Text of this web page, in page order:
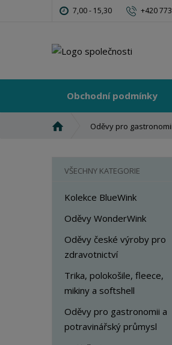
7,00 - 15,30 +420
Obchodní podmínky
s
t
a
n
Oděvy pro
VŠECHNY KATEGORIE
Kolekce BlueWink
Oděvy WonderWink
Oděvy české výroby pro
zdravotnictví
Trika, polokošile, fleece,
mikiny a softshell
Oděvy pro gastronomii a
potravinářský průmysl